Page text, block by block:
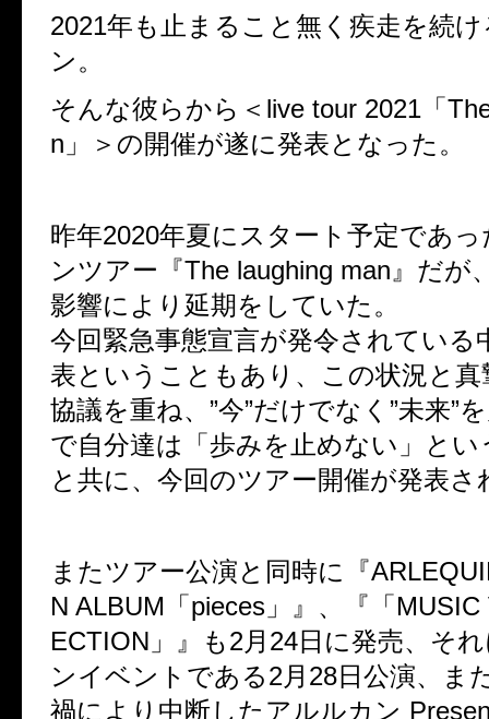
2021年も止まること無く疾走を続
ン。
そんな彼らから＜live tour 2021「
n」＞の開催が遂に発表となった。
昨年2020年夏にスタート予定であ
ンツアー『The laughing man』だが
影響により延期をしていた。
今回緊急事態宣言が発令されている
表ということもあり、この状況と
協議を重ね、”今”だけでなく”未来”
で自分達は「歩みを止めない」と
と共に、今回のツアー開催が発表さ
またツアー公演と同時に『
N ALBUM「pieces」』、『「
ECTION」』も2月24日に発売、そ
ンイベントである2月28日公演、ま
禍により中断したアルルカン